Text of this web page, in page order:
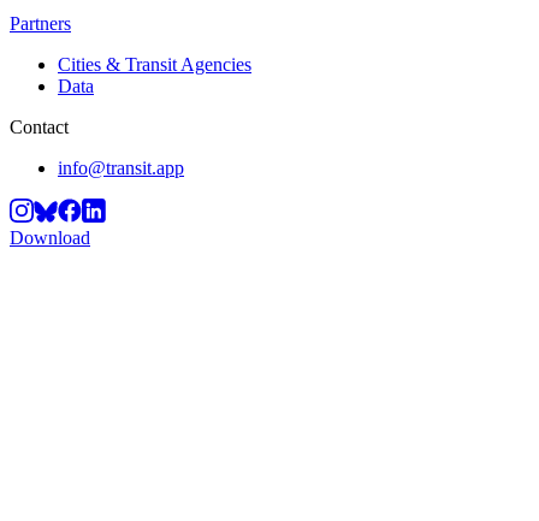
Partners
Cities & Transit Agencies
Data
Contact
info@transit.app
Download